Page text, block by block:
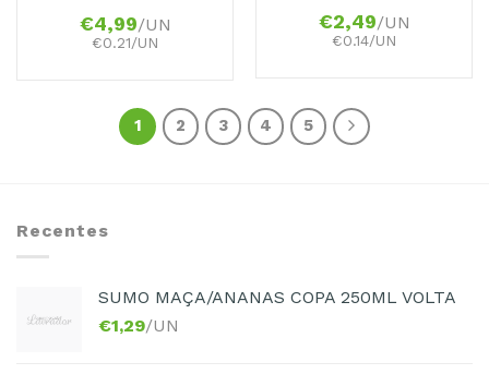
€4,99/UN
€0.21/UN
€2,49/UN
€0.14/UN
1 2 3 4 5
Recentes
SUMO MAÇA/ANANAS COPA 250ML VOLTA
€1,29/UN